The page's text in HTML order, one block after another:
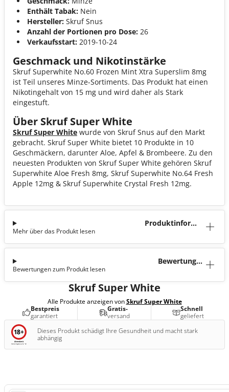
Enthält Tabak: Nein
Hersteller: Skruf Snus
Anzahl der Portionen pro Dose: 26
Verkaufsstart: 2019-10-24
Geschmack und Nikotinstärke
Skruf Superwhite No.60 Frozen Mint Xtra Superslim 8mg
ist Teil unseres Minze-Sortiments. Das Produkt hat einen
Nikotingehalt von 15 mg und wird daher als Stark
eingestuft.
Über Skruf Super White
Skruf Super White wurde von Skruf Snus auf den Markt
gebracht. Skruf Super White bietet 10 Produkte in 10
Geschmäckern, darunter Aloe, Apfel & Brombeere. Zu den
neuesten Produkten von Skruf Super White gehören Skruf
Superwhite Aloe Fresh 8mg, Skruf Superwhite No.64 Fresh
Apple 12mg & Skruf Superwhite Crystal Fresh 12mg.
Produktinforma
Mehr über das Produkt lesen
Bewertunge
Bewertungen zum Produkt lesen
Skruf Super White
Alle Produkte anzeigen vonSkruf Super White
Bestpreis
garantiert
Gratis-
versand
Schnell
geliefert
Dieses Produkt schädigt Ihre Gesundheit und macht stark
abhängig